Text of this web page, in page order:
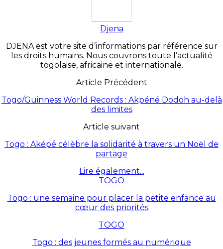
Djena
DJENA est votre site d’informations par référence sur
les droits humains. Nous couvrons toute l’actualité
togolaise, africaine et internationale.
Article Précédent
Togo/Guinness World Records : Akpéné Dodoh au-delà
des limites
Article suivant
Togo : Aképé célèbre la solidarité à travers un Noël de
partage
Lire également...
TOGO
Togo : une semaine pour placer la petite enfance au
cœur des priorités
TOGO
Togo : des jeunes formés au numérique